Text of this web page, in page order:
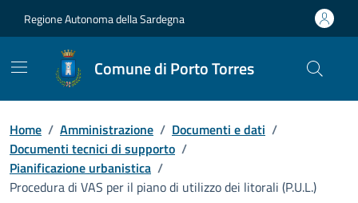
Regione Autonoma della Sardegna
Comune di Porto Torres
Home / Amministrazione / Documenti e dati /
Documenti tecnici di supporto /
Pianificazione urbanistica /
Procedura di VAS per il piano di utilizzo dei litorali (P.U.L.)